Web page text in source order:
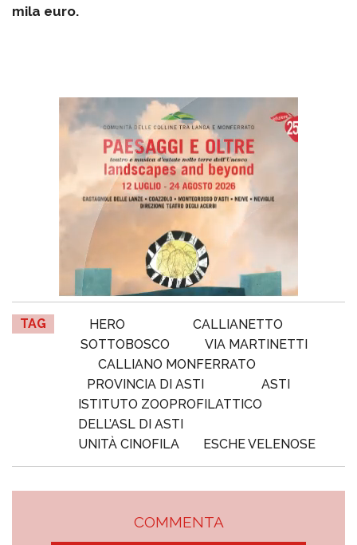
mila euro.
TAG HERO
CALLIANETTO
SOTTOBOSCO
VIA MARTINETTI
CALLIANO MONFERRATO
PROVINCIA DI ASTI
ASTI
ISTITUTO ZOOPROFILATTICO
DELL’ASL DI ASTI
UNITÀ CINOFILA
ESCHE VELENOSE
COMMENTA